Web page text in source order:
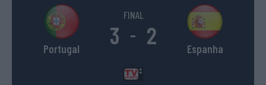
Portugal
FINAL
3 - 2 Espanha